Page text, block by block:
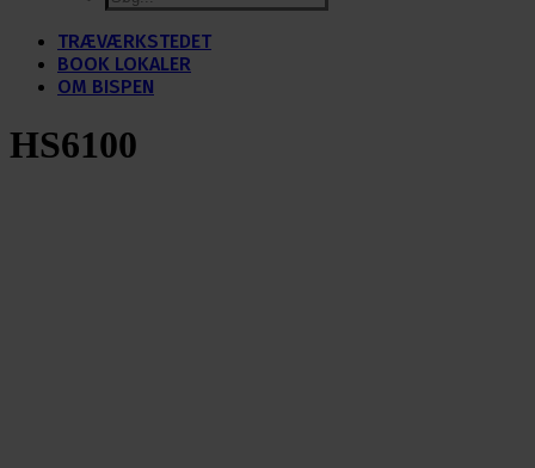
TRÆVÆRKSTEDET
BOOK LOKALER
OM BISPEN
HS6100